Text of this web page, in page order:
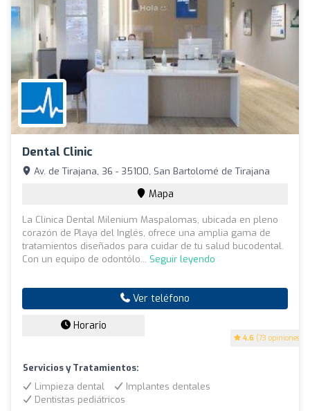
Dental Clinic
4.6 (73 opiniones)
Av. de Tirajana, 36 - 35100, San Bartolomé de Tirajana
Mapa
La Clínica Dental Milenium Maspalomas, ubicada en pleno
corazón de Playa del Inglés, ofrece una amplia gama de
tratamientos diseñados para cuidar de tu salud bucodental.
Con un equipo de odontólo... Seguir leyendo
Ver teléfono
Horario
Servicios y Tratamientos:
Limpieza dental
Implantes dentales
Dentistas pediátricos